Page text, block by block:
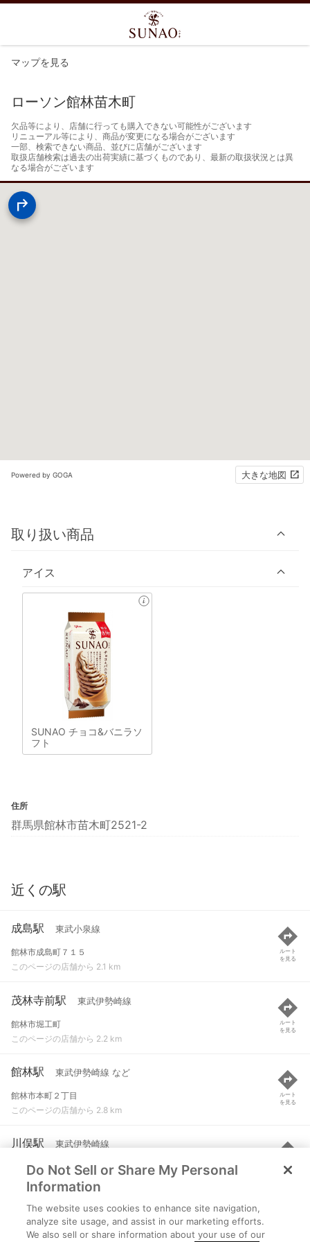
マップを見る
ローソン館林苗木町
欠品等により、店舗に行っても購入できない可能性がございます
リニューアル等により、商品が変更になる場合がございます
一部、検索できない商品、並びに店舗がございます
取扱店舗検索は過去の出荷実績に基づくものであり、最新の取扱状況とは異
なる場合がございます
Powered by GOGA 大きな地図
取り扱い商品
アイス
SUNAO チョコ&バニラソ
フト
住所
群馬県館林市苗木町2521-2
近くの駅
成島駅 東武小泉線
館林市成島町７１５
このページの店舗から 2.1 km
ルート
を見る
茂林寺前駅 東武伊勢崎線
館林市堀工町
このページの店舗から 2.2 km
ルート
を見る
館林駅 東武伊勢崎線 など
館林市本町２丁目
このページの店舗から 2.8 km
ルート
を見る
川俣駅 東武伊勢崎線
邑楽郡明和町大字中谷３２８-３
このページの店舗から 3.2 km
ルート
を見る
本中野駅 東武小泉線
邑楽郡邑楽町中野４８５８-５
Do Not Sell or Share My Personal
Information
The website uses cookies to enhance site navigation,
analyze site usage, and assist in our marketing efforts.
We also sell or share information about your use of our